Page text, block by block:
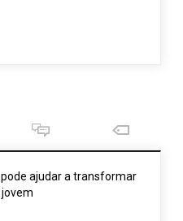
ajudar a transformar